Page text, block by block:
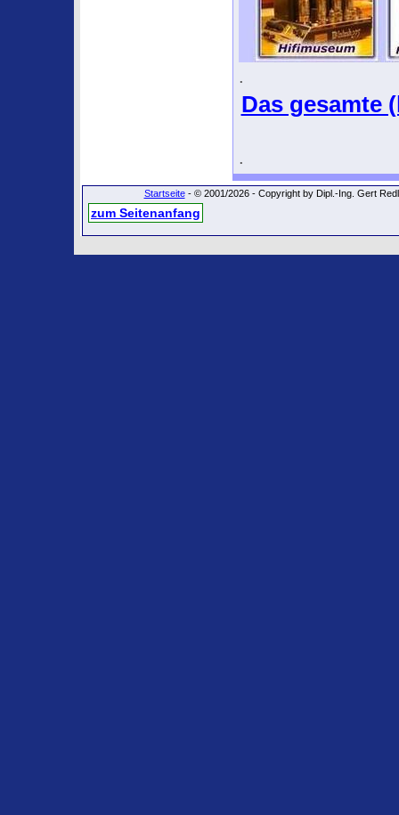
.
Das gesamte
.
Startseite- © 2001/2026 - Copyright by Dipl.-Ing. Gert
zum Seitenanfang